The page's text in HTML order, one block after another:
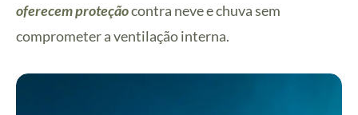
oferecem proteçãocontra neve e chuva sem
comprometer a ventilação interna.